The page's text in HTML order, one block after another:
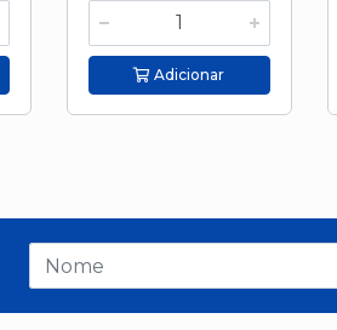
Adicionar